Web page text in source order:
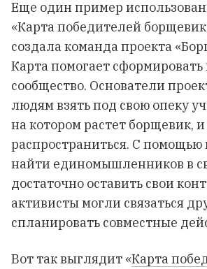
Еще один пример
«Карта победителей
создала команда проекта
Карта помогает сформировать
сообщество. Основатели
людям взять под свою опеку
на котором растет борщевик,
распространиться. С
найти единомышленников в
достаточно оставить свои
активисты могли связаться
спланировать совместные
Вот так выглядит «Карта